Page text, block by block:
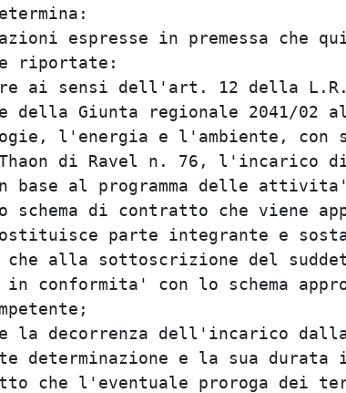
espresse in
ai sensi dell'art. 12
della Giunta regionale
l'energia e
Thaon di Ravel n. 76,
in base al
schema di contratto che
parte integrante
che alla
in conformita' con lo
la decorrenza
determinazione e la
che l'eventuale